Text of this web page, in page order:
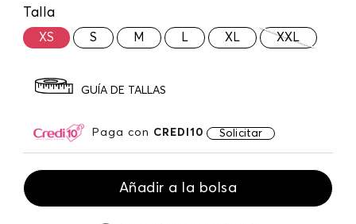
Talla
XS S M L XL XXL
GUÍA DE TALLAS
Paga con CREDI10 Solicitar
Añadir a la bolsa